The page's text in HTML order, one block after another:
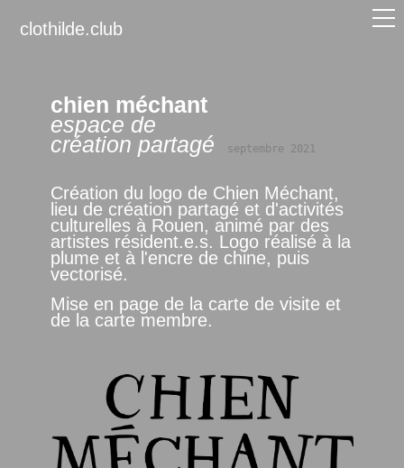
clothilde.club
chien méchant
espace de
création partagé septembre 2021
Création du logo de Chien Méchant,
lieu de création partagé et d'activités
culturelles à Rouen, animé par des
artistes résident.e.s. Logo réalisé à la
plume et à l'encre de chine, puis
vectorisé.
Mise en page de la carte de visite et
de la carte membre.